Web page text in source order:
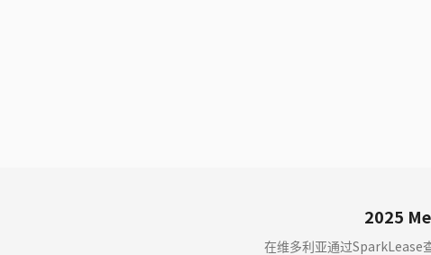
2025
在维多利亚通过SparkLease